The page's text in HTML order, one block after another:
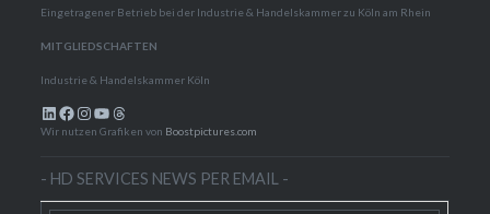
Eingetragener Betrieb bei der Industrie & Handelskammer zu Köln am Rhein
MITGLIEDSCHAFTEN
Industrie & Handelskammer Köln
LinkedIn Facebook Instagram YouTube Threads
Wir nutzen Grafiken von Boostpictures.com
- HD SERVICES NEWS PER EMAIL -